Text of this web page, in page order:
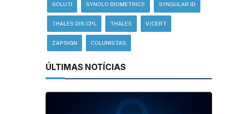
SOLUTI SYNOLO BIOMETRICS SYNGULAR ID
THALES DIS CPL THALES V/CERT
ZAPSIGN COLUNISTAS
ÚLTIMAS NOTÍCIAS